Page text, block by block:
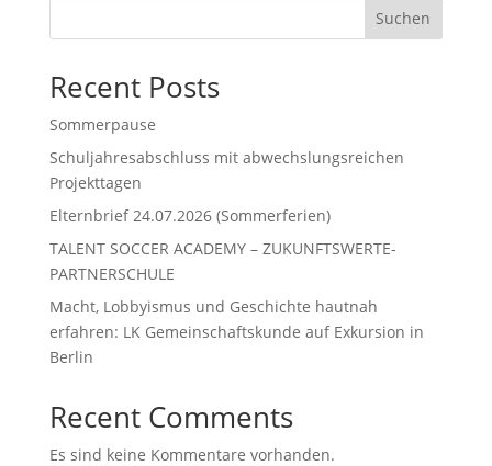
Suchen
Recent Posts
Sommerpause
Schuljahresabschluss mit abwechslungsreichen
Projekttagen
Elternbrief 24.07.2026 (Sommerferien)
TALENT SOCCER ACADEMY – ZUKUNFTSWERTE-
PARTNERSCHULE
Macht, Lobbyismus und Geschichte hautnah
erfahren: LK Gemeinschaftskunde auf Exkursion in
Berlin
Recent Comments
Es sind keine Kommentare vorhanden.